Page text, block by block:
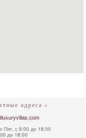
адреса »
Пят. с 9:00 до 18:00
до 18:00